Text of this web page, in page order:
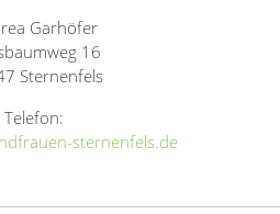
Garhöfer
16
Sternenfels
Telefon:
sternenfels.de